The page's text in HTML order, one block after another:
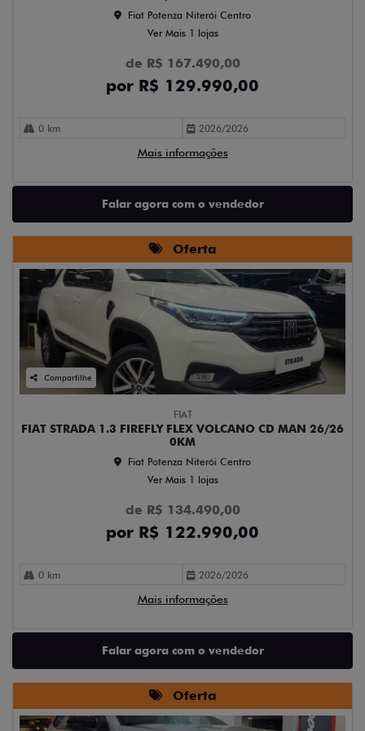
Fiat Potenza Niterói Centro
Ver Mais 1 lojas
de R$ 167.490,00
por R$ 129.990,00
0 km 2026/2026
Mais informações
Falar agora com o vendedor
Oferta
Compartilhe
FIAT
FIAT STRADA 1.3 FIREFLY FLEX VOLCANO CD MAN 26/26
0KM
Fiat Potenza Niterói Centro
Ver Mais 1 lojas
de R$ 134.490,00
por R$ 122.990,00
0 km 2026/2026
Mais informações
Falar agora com o vendedor
Oferta